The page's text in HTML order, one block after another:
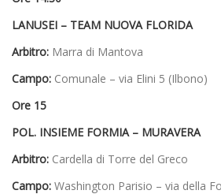
LANUSEI – TEAM NUOVA FLORIDA
Arbitro: Marra di Mantova
Campo: Comunale – via Elini 5 (Ilbono)
Ore 15
POL. INSIEME FORMIA – MURAVERA
Arbitro: Cardella di Torre del Greco
Campo: Washington Parisio – via della